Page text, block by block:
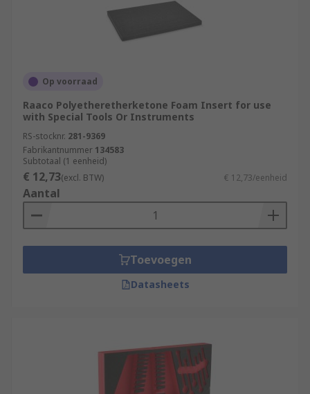
Op voorraad
Raaco Polyetheretherketone Foam Insert for use
with Special Tools Or Instruments
RS-stocknr. 281-9369
Fabrikantnummer 134583
Subtotaal (1 eenheid)
€ 12,73(excl. BTW) € 12,73/eenheid
Aantal
Toevoegen
Datasheets